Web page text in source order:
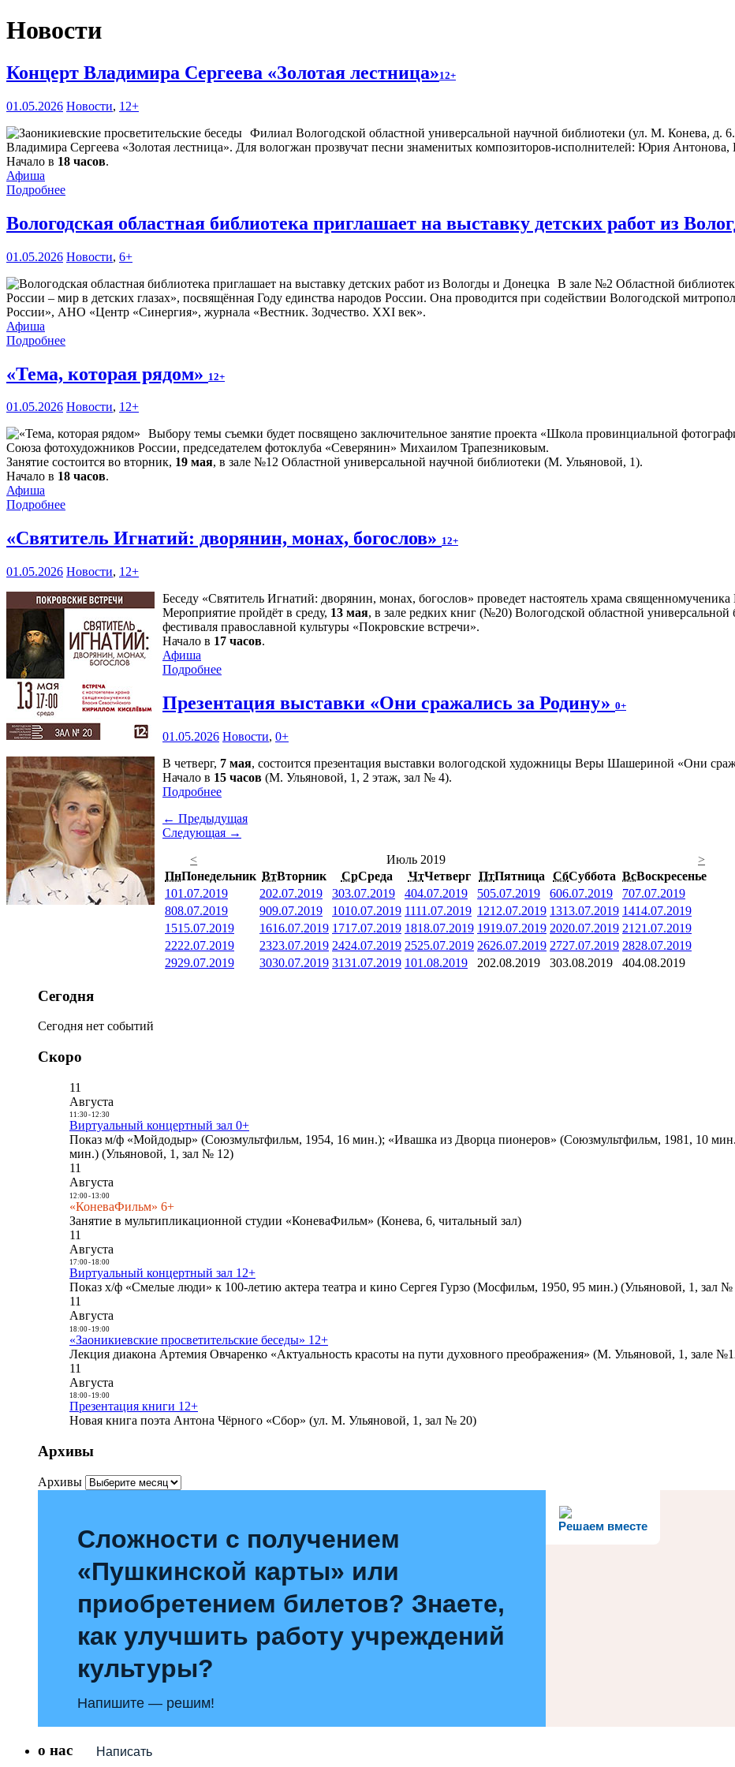
Новости
Концерт Владимира Сергеева «Золотая лестница»12+
01.05.2026 Новости, 12+
Филиал Вологодской областной универсальной научной библиотеки (ул. М. Конева, д.
Владимира Сергеева «Золотая лестница». Для вологжан прозвучат песни знаменитых композиторов-исполнителей: Юрия
Начало в 18 часов.
Афиша
Подробнее
Вологодская областная библиотека приглашает на выставку детских работ из
01.05.2026 Новости, 6+
В зале №2 Областной
России – мир в детских глазах», посвящённая Году единства народов России. Она проводится при содействии Вологодской
России», АНО «Центр «Синергия», журнала «Вестник. Зодчество. XXI век».
Афиша
Подробнее
«Тема, которая рядом» 12+
01.05.2026 Новости, 12+
Выбору темы съемки будет посвящено заключительное занятие проекта «Школа провинциальной
Союза фотохудожников России, председателем фотоклуба «Северянин» Михаилом Трапезниковым.
Занятие состоится во вторник, 19 мая, в зале №12 Областной универсальной научной библиотеки (М. Ульяновой, 1).
Начало в 18 часов.
Афиша
Подробнее
«Святитель Игнатий: дворянин, монах, богослов» 12+
01.05.2026 Новости, 12+
Беседу «Святитель Игнатий: дворянин, монах, богослов» проведет настоятель храма
Мероприятие пройдёт в среду, 13 мая, в зале редких книг (№20) Вологодской областной
фестиваля православной культуры «Покровские встречи».
Начало в 17 часов.
Афиша
Подробнее
Презентация выставки «Они сражались за Родину» 0+
01.05.2026 Новости, 0+
В четверг, 7 мая, состоится презентация выставки вологодской художницы Веры Шашериной «Они
Начало в 15 часов (М. Ульяновой, 1, 2 этаж, зал № 4).
Подробнее
← Предыдущая
Следующая →
<
Июль 2019
>
ПнПонедельник ВтВторник СрСреда ЧтЧетверг ПтПятница СбСуббота ВсВоскресенье
101.07.2019 202.07.2019 303.07.2019 404.07.2019 505.07.2019 606.07.2019 707.07.2019
808.07.2019 909.07.2019 1010.07.2019 1111.07.2019 1212.07.2019 1313.07.2019 1414.07.2019
1515.07.2019 1616.07.2019 1717.07.2019 1818.07.2019 1919.07.2019 2020.07.2019 21 21.07.2019
2222.07.2019 2323.07.2019 2424.07.2019 2525.07.2019 2626.07.2019 2727.07.2019 2828.07.2019
2929.07.2019 3030.07.2019 3131.07.2019 101.08.2019 202.08.2019 303.08.2019 404.08.2019
Сегодня
Сегодня нет событий
Скоро
11
Августа
11:30- 12:30
Виртуальный концертный зал 0+
Показ м/ф «Мойдодыр» (Союзмультфильм, 1954, 16 мин.); «Ивашка из Дворца пионеров» (Союзмультфильм, 1981, 10
мин.) (Ульяновой, 1, зал № 12)
11
Августа
12:00- 13:00
«КоневаФильм» 6+
Занятие в мультипликационной студии «КоневаФильм» (Конева, 6, читальный зал)
11
Августа
17:00- 18:00
Виртуальный концертный зал 12+
Показ х/ф «Смелые люди» к 100-летию актера театра и кино Сергея Гурзо (Мосфильм, 1950, 95 мин.) (Ульяновой, 1, зал №
11
Августа
18:00- 19:00
«Заоникиевские просветительские беседы» 12+
Лекция диакона Артемия Овчаренко «Актуальность красоты на пути духовного преображения» (М. Ульяновой, 1, зале
11
Августа
18:00- 19:00
Презентация книги 12+
Новая книга поэта Антона Чёрного «Сбор» (ул. М. Ульяновой, 1, зал № 20)
Архивы
Архивы
Решаем вместе
Сложности с получением
«Пушкинской карты» или
приобретением билетов? Знаете,
как улучшить работу учреждений
культуры?
Напишите — решим!
Написать
о нас